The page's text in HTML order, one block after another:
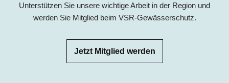
Unterstützen Sie unsere wichtige Arbeit in der Region und
werden Sie Mitglied beim VSR-Gewässerschutz.
Jetzt Mitglied werden